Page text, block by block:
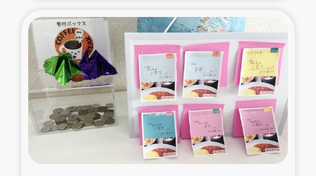
スリランカ南部洪水被災者支援
スリランカの南北女性をつなぐサリー・リサイクル・プロ
ジェクト
復興支援事業
民際教育事業